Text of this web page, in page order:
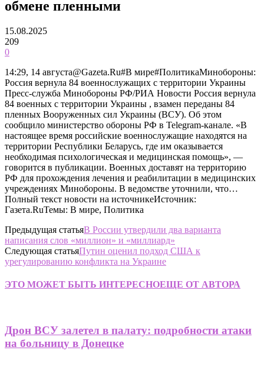
обмене пленными
15.08.2025
209
0
14:29, 14 августа@Gazeta.Ru#В мире#ПолитикаМинобороны:
Россия вернула 84 военнослужащих с территории Украины
Пресс-служба Минобороны РФ/РИА Новости Россия вернула
84 военных с территории Украины , взамен переданы 84
пленных Вооруженных сил Украины (ВСУ). Об этом
сообщило министерство обороны РФ в Telegram-канале. «В
настоящее время российские военнослужащие находятся на
территории Республики Беларусь, где им оказывается
необходимая психологическая и медицинская помощь», —
говорится в публикации. Военных доставят на территорию
РФ для прохождения лечения и реабилитации в медицинских
учреждениях Минобороны. В ведомстве уточнили, что…
Полный текст новости на источникеИсточник:
Газета.RuТемы: В мире, Политика
Предыдущая статьяВ России утвердили два варианта
написания слов «миллион» и «миллиард»
Следующая статьяПутин оценил подход США к
урегулированию конфликта на Украине
ЭТО МОЖЕТ БЫТЬ ИНТЕРЕСНОЕЩЕ ОТ АВТОРА
Дрон ВСУ залетел в палату: подробности атаки
на больницу в Донецке